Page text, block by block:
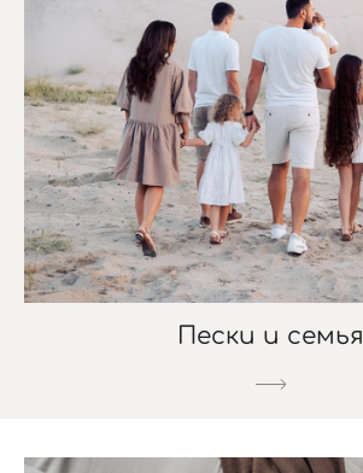
Пески и семья